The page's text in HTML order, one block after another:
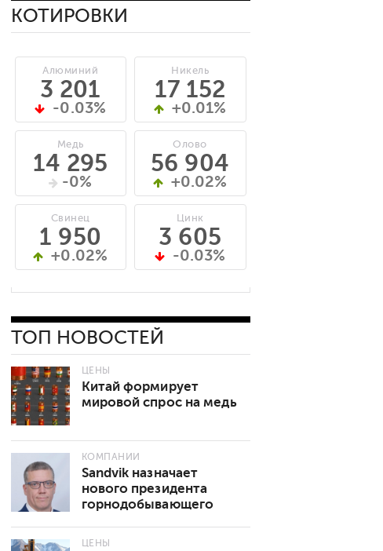
КОТИРОВКИ
Алюминий
3 201
-0.03%
Медь
14 295
-0%
Свинец
1 950
+0.02%
Никель
17 152
+0.01%
Олово
56 904
+0.02%
Цинк
3 605
-0.03%
ТОП НОВОСТЕЙ
ЦЕНЫ
Китай формирует
мировой спрос на медь
КОМПАНИИ
Sandvik назначает
нового президента
горнодобывающего
ЦЕНЫ